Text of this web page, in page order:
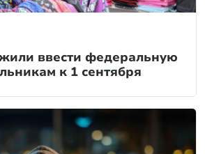
ввести федеральную
к 1 сентября